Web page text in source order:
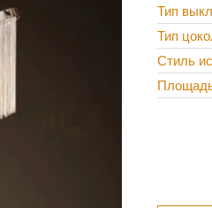
Тип
Тип
Стиль